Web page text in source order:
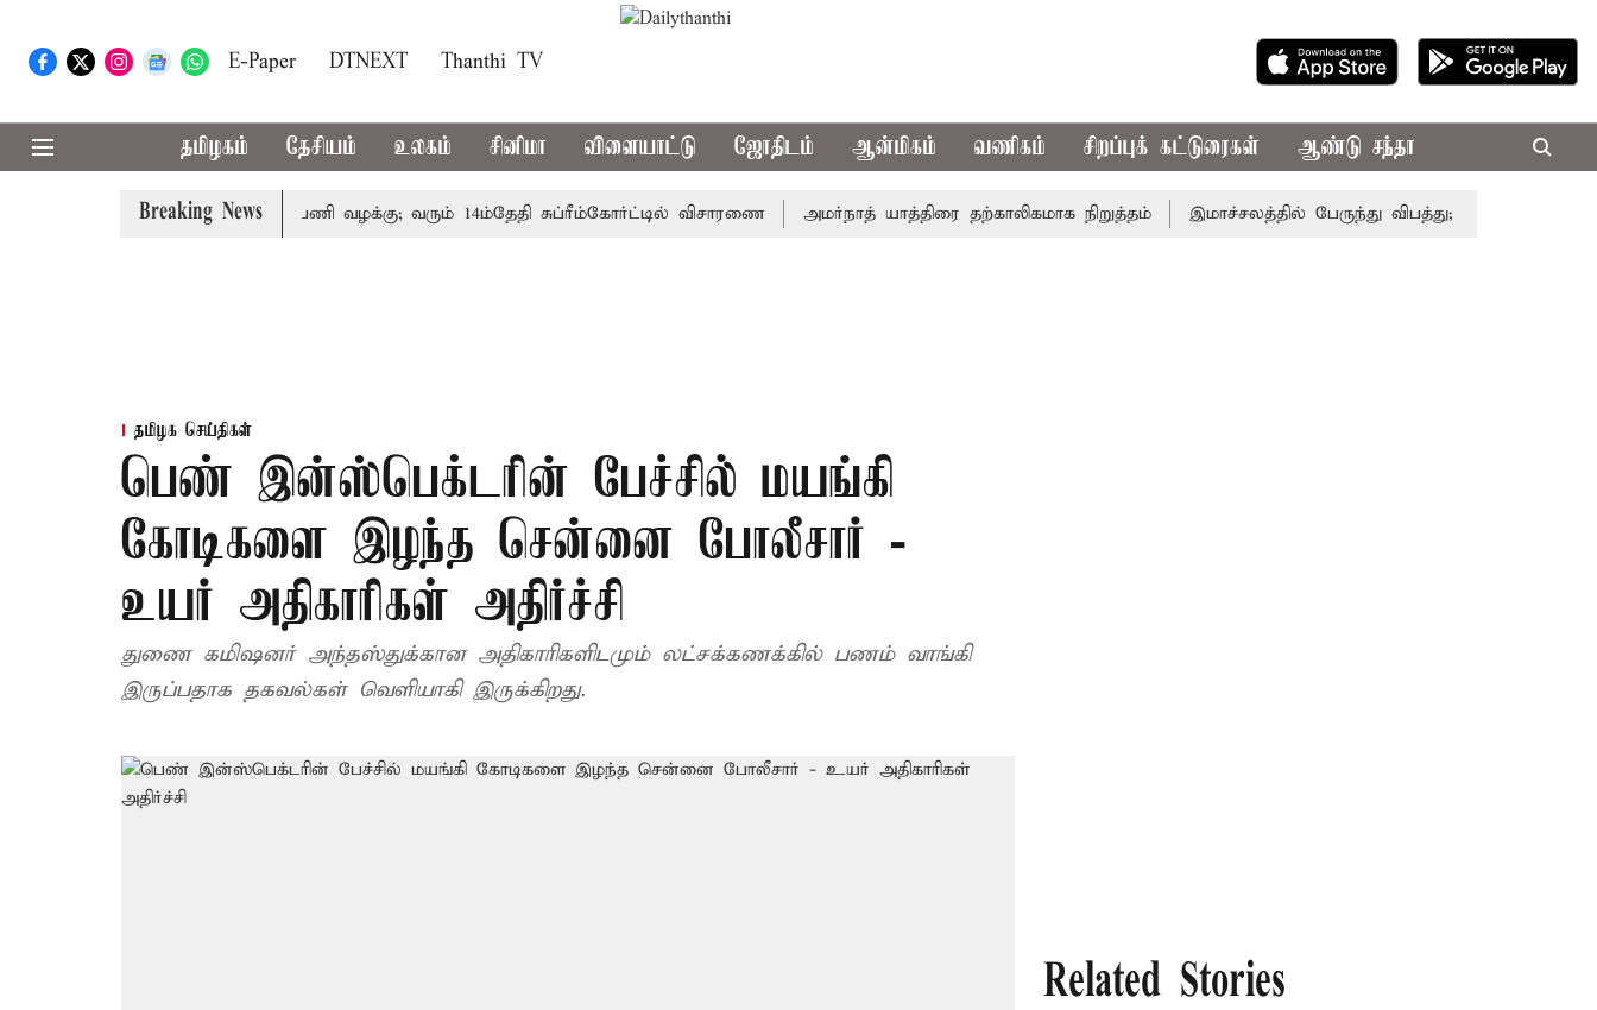
E-Paper DTNEXT Thanthi TV
தமிழகம் தேசியம் உலகம் சினிமா விளையாட்டு ஜோதிடம் ஆன்மிகம் வணிகம் சிறப்புக் கட்டுரைகள் ஆண்டு சந்தா
Breaking News
குடும்பத்தினருக்கு அரசுப்பணி வழக்கு; வரும் 14ம்தேதி சுப்ரீம்கோர்ட்டில் விசாரணை அமர்நாத் யாத்திரை தற்காலிகமாக நிறுத்தம் இமாச்சலத்தில் பேருந்து விபத்து; 7 பேர் பலி -
தமிழக செய்திகள்
பெண் இன்ஸ்பெக்டரின் பேச்சில் மயங்கி
கோடிகளை இழந்த சென்னை போலீசார் -
உயர் அதிகாரிகள் அதிர்ச்சி
துணை கமிஷனர் அந்தஸ்துக்கான அதிகாரிகளிடமும் லட்சக்கணக்கில் பணம் வாங்கி
இருப்பதாக தகவல்கள் வெளியாகி இருக்கிறது.
Related Stories